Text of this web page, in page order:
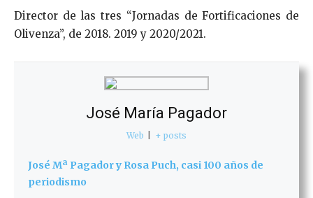
Director de las tres “Jornadas de Fortificaciones de
Olivenza”, de 2018. 2019 y 2020/2021.
José María Pagador
Web + posts
José Mª Pagador y Rosa Puch, casi 100 años de
periodismo